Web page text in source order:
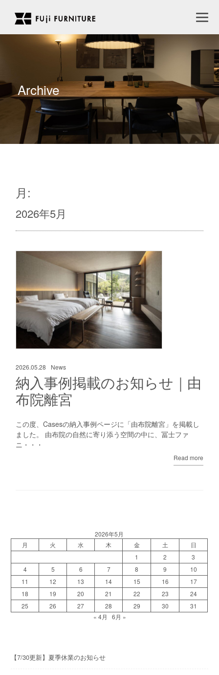
Archive
月:
2026年5月
2026.05.28 News
納入事例掲載のお知らせ｜由
布院離宮
この度、Casesの納入事例ページに「由布院離宮」を掲載し
ました。 由布院の自然に寄り添う空間の中に、冨士ファ
ニ・・・
Read more
2026年5月
月
火 水 木 金 土
日
1
2
3
4
5 6 7 8 9
10
11
12 13 14 15 16
17
18
19 20 21 22 23
24
25
26 27 28 29 30
31
« 4月
6月 »
【7/30更新】夏季休業のお知らせ